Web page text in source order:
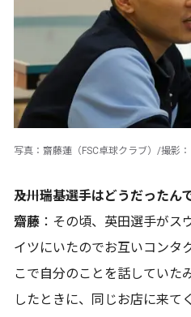
写真：齋藤蓮（FSC卓球クラブ）/撮影
――及川瑞基選手はどうだったん
齋藤 ：その頃、英田選手がス
イツにいたのでお互いコンタ
こで自分のことを話していた
したときに、同じお店に来て